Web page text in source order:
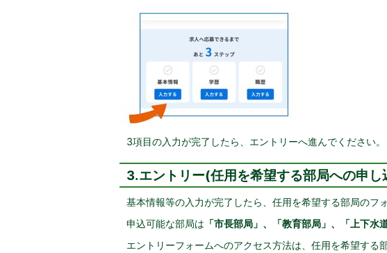
3項目の入力が完了したら、エントリーへ進んでください。
3.エントリー(任用を希望する部局への申し
基本情報等の入力が完了したら、任用を希望する部局のフ
申込可能な部局は 「市長部局」、「教育部局」、「上下水
エントリーフォームへのアクセス方法は、任用を希望する